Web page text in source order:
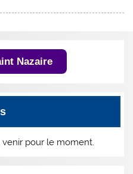
Nazaire
venir pour le moment.